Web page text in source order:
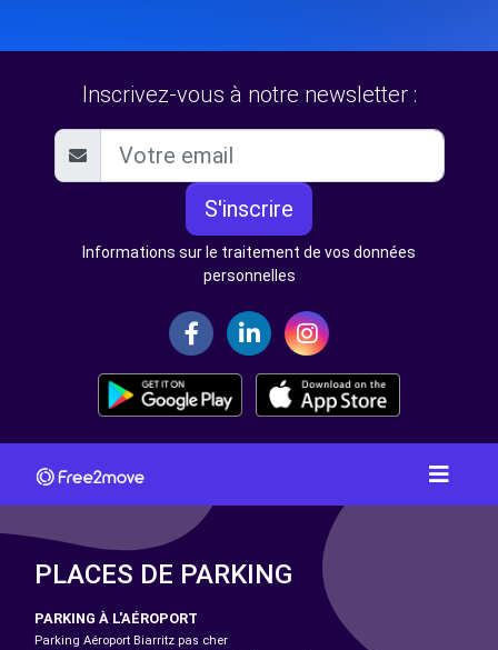
Inscrivez-vous à notre newsletter :
S'inscrire
Informations sur le traitement de vos données
personnelles
PLACES DE PARKING
PARKING À L'AÉROPORT
Parking Aéroport Biarritz pas cher